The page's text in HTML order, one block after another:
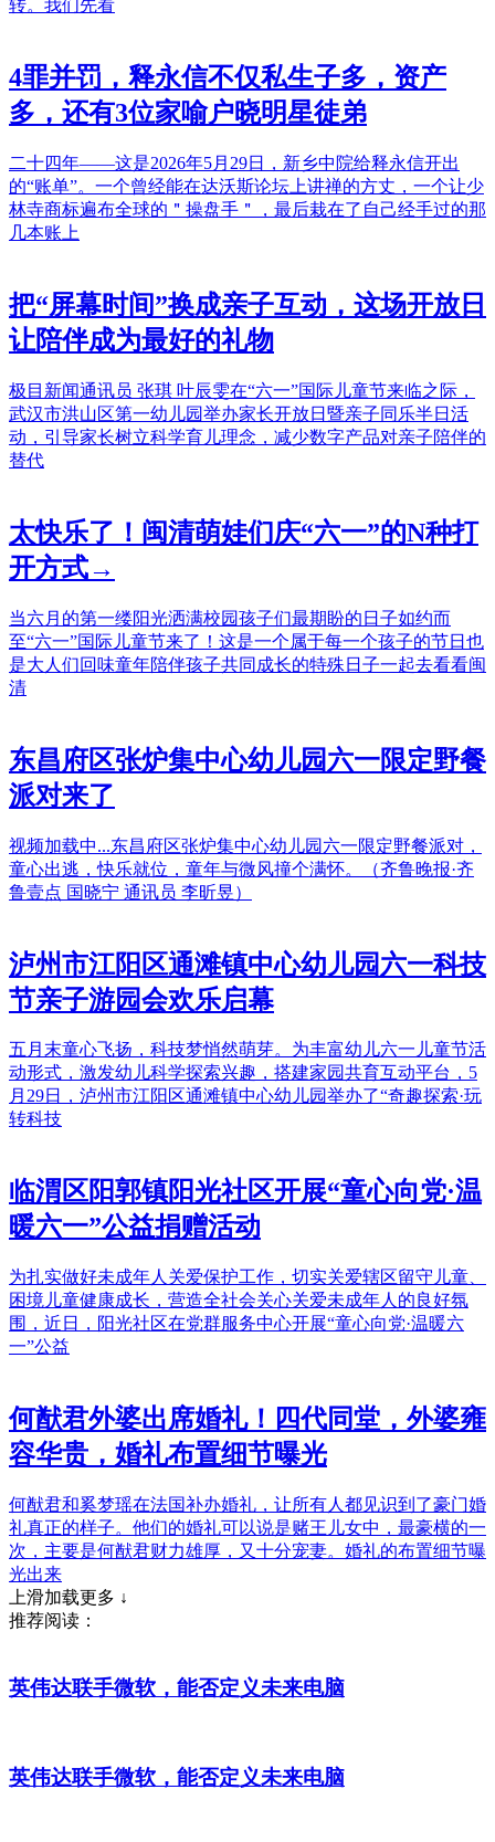
转。我们先看
4罪并罚，释永信不仅私生子多，资产
多，还有3位家喻户晓明星徒弟
二十四年——这是2026年5月29日，新乡中院给释永信开出
的“账单”。一个曾经能在达沃斯论坛上讲禅的方丈，一个让少
林寺商标遍布全球的＂操盘手＂，最后栽在了自己经手过的那
几本账上
把“屏幕时间”换成亲子互动，这场开放日
让陪伴成为最好的礼物
极目新闻通讯员 张琪 叶辰雯在“六一”国际儿童节来临之际，
武汉市洪山区第一幼儿园举办家长开放日暨亲子同乐半日活
动，引导家长树立科学育儿理念，减少数字产品对亲子陪伴的
替代
太快乐了！闽清萌娃们庆“六一”的N种打
开方式→
当六月的第一缕阳光洒满校园孩子们最期盼的日子如约而
至“六一”国际儿童节来了！这是一个属于每一个孩子的节日也
是大人们回味童年陪伴孩子共同成长的特殊日子一起去看看闽
清
东昌府区张炉集中心幼儿园六一限定野餐
派对来了
视频加载中...东昌府区张炉集中心幼儿园六一限定野餐派对，
童心出逃，快乐就位，童年与微风撞个满怀。（齐鲁晚报·齐
鲁壹点 国晓宁 通讯员 李昕昱）
泸州市江阳区通滩镇中心幼儿园六一科技
节亲子游园会欢乐启幕
五月末童心飞扬，科技梦悄然萌芽。为丰富幼儿六一儿童节活
动形式，激发幼儿科学探索兴趣，搭建家园共育互动平台，5
月29日，泸州市江阳区通滩镇中心幼儿园举办了“奇趣探索·玩
转科技
临渭区阳郭镇阳光社区开展“童心向党·温
暖六一”公益捐赠活动
为扎实做好未成年人关爱保护工作，切实关爱辖区留守儿童、
困境儿童健康成长，营造全社会关心关爱未成年人的良好氛
围，近日，阳光社区在党群服务中心开展“童心向党·温暖六
一”公益
何猷君外婆出席婚礼！四代同堂，外婆雍
容华贵，婚礼布置细节曝光
何猷君和奚梦瑶在法国补办婚礼，让所有人都见识到了豪门婚
礼真正的样子。他们的婚礼可以说是赌王儿女中，最豪横的一
次，主要是何猷君财力雄厚，又十分宠妻。婚礼的布置细节曝
光出来
上滑加载更多 ↓
推荐阅读：
英伟达联手微软，能否定义未来电脑
英伟达联手微软，能否定义未来电脑